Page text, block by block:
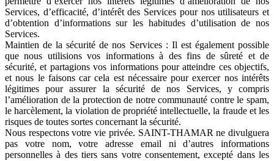
Services, d’efficacité, d’intérêt des Services pour nos utilisateurs et
d’obtention d’informations sur les habitudes d’utilisation de nos
Services.
Maintien de la sécurité de nos Services : Il est également possible
que nous utilisions vos informations à des fins de sûreté et de
sécurité, et partagions vos informations pour atteindre ces objectifs,
et nous le faisons car cela est nécessaire pour exercer nos intérêts
légitimes pour assurer la sécurité de nos Services, y compris
l’amélioration de la protection de notre communauté contre le spam,
le harcèlement, la violation de propriété intellectuelle, la fraude et les
risques de toutes sortes concernant la sécurité.
Nous respectons votre vie privée. SAINT-THAMAR ne divulguera
pas votre nom, votre adresse email ni d’autres informations
personnelles à des tiers sans votre consentement, excepté dans les